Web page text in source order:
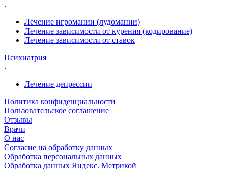
Лечение игромании (лудомании)
Лечение зависимости от курения (кодирование)
Лечение зависимости от ставок
Психиатрия
Лечение депрессии
Политика конфиденциальности
Пользовательское соглашение
Отзывы
Врачи
О нас
Согласие на обработку данных
Обработка персональных данных
Обработка данных Яндекс. Метрикой